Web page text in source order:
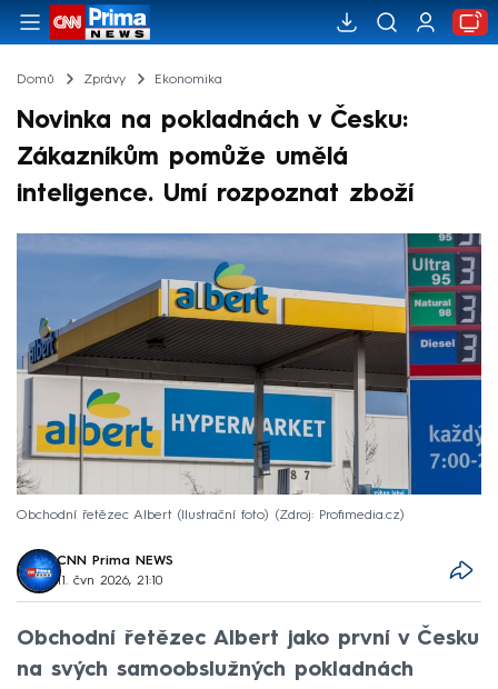
Domů Zprávy Ekonomika
Novinka na pokladnách v Česku:
Zákazníkům pomůže umělá
inteligence. Umí rozpoznat zboží
Obchodní řetězec Albert (Ilustrační foto) Zdroj: Profimedia.cz
CNN Prima NEWS
11. čvn 2026, 21:10
Obchodní řetězec Albert jako první v Česku
na svých samoobslužných pokladnách